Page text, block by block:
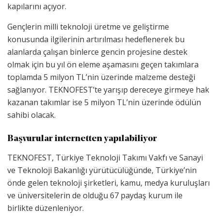
kapılarını açıyor.
Gençlerin milli teknoloji üretme ve geliştirme
konusunda ilgilerinin artırılması hedeflenerek bu
alanlarda çalışan binlerce gencin projesine destek
olmak için bu yıl ön eleme aşamasını geçen takımlara
toplamda 5 milyon TL’nin üzerinde malzeme desteği
sağlanıyor. TEKNOFEST’te yarışıp dereceye girmeye hak
kazanan takımlar ise 5 milyon TL’nin üzerinde ödülün
sahibi olacak.
Başvurular internetten yapılabiliyor
TEKNOFEST, Türkiye Teknoloji Takımı Vakfı ve Sanayi
ve Teknoloji Bakanlığı yürütücülüğünde, Türkiye’nin
önde gelen teknoloji şirketleri, kamu, medya kuruluşları
ve üniversitelerin de olduğu 67 paydaş kurum ile
birlikte düzenleniyor.